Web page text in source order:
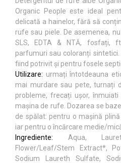
Organic People este ideal
delicată a hainelor, fără să
rufe sau piele. De asemenea,
SLS, EDTA & NTĂ, fosfați,
parfumuri sau coloranți
fiind potrivit și pentru fosele
Utilizare: urmați întotdeauna
mai murdare sau pete, turnați
probleme, frecați ușor,
mașina de rufe. Dozarea se
de spălat: pentru o mașină
iar pentru o încărcare medie/
Ingrediente: Aqua,
Flower/Leaf/Stem Extract*,
Sodium Laureth Sulfate,